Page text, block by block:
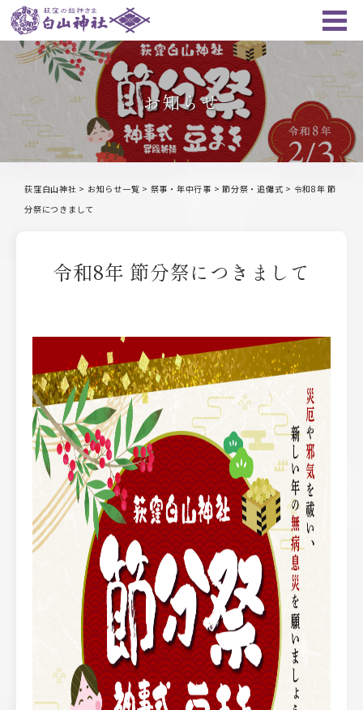
お知らせ
荻窪白山神社 > お知らせ一覧 > 祭事・年中行事 > 節分祭・追儺式 > 令和8年 節
分祭につきまして
令和8年 節分祭につきまして